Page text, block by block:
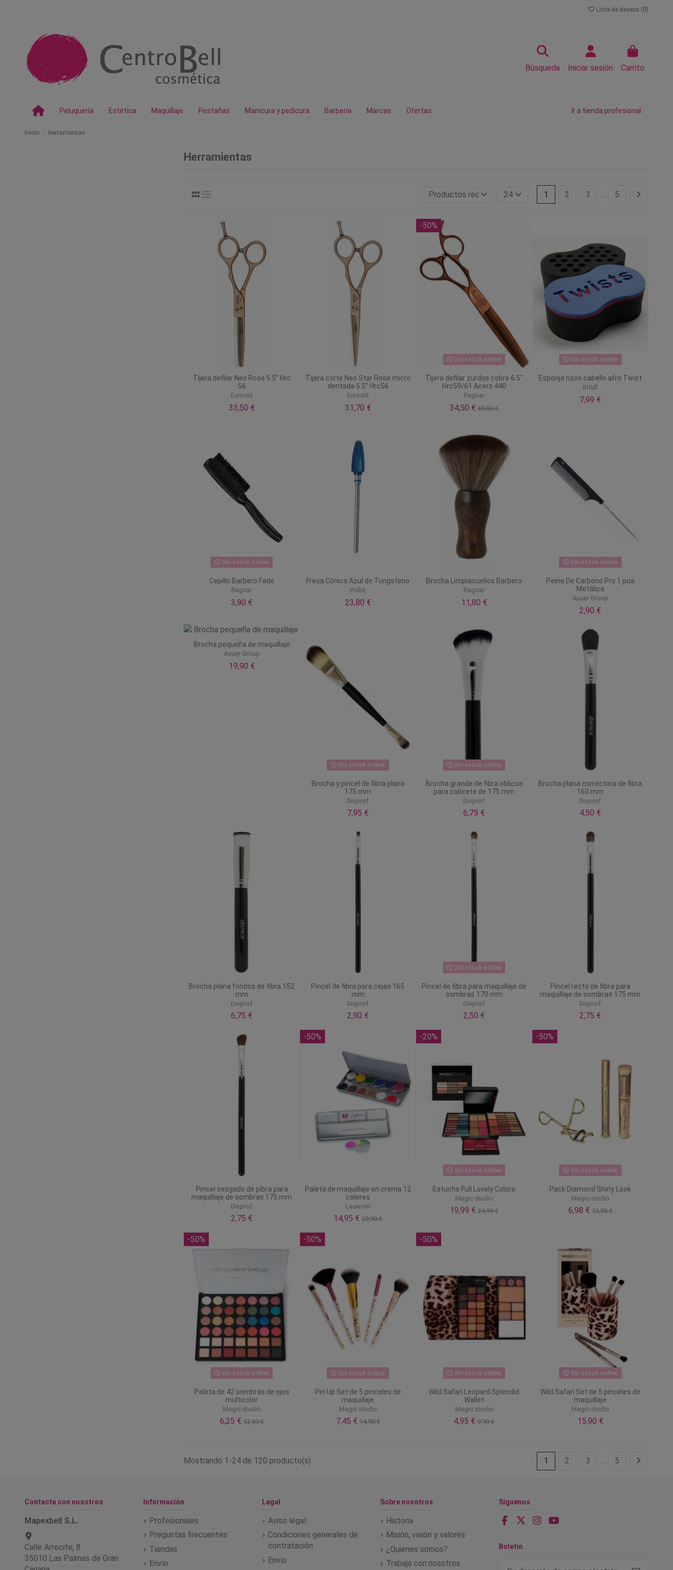
Lista de deseos (0)
Búsqueda Iniciar sesión Carrito
Peluquería Estética Maquillaje Pestañas Manicura y pedicura Barbería Marcas Ofertas Ir a tienda profesional
Inicio Herramientas
Herramientas
Productos recientemente actualizados primero
24 1 2 3 5
Tijera defilar Neo Rose 5.5'' Hrc
56
Eurostil
33,50 €
Tijera corte Neo Star Rose micro
dentada 5.5'' Hrc56
Eurostil
31,70 €
-50%
Sin stock online
Tijera defilar zurdos cobre 6.5''
Hrc59/61 Acero 440
Ragnar
34,50 €69,00 €
Sin stock online
Esponja rizos cabello afro Twist
Bifull
7,99 €
Sin stock online
Cepillo Barbero Fade
Ragnar
3,90 €
Fresa Cónica Azul de Tungsteno
Pollié
23,80 €
Brocha Limpiacuellos Barbero
Ragnar
11,80 €
Sin stock online
Peine De Carbono Pro 1 púa
Metálica
Asuer Group
2,90 €
Brocha pequeña de maquillaje
Asuer Group
19,90 €
Sin stock online
Brocha y pincel de fibra plana
175 mm
Disprof
7,95 €
Sin stock online
Brocha grande de fibra oblicua
para colorete de 175 mm
Disprof
6,75 €
Brocha plana correctora de fibra
160 mm
Disprof
4,50 €
Brocha plana fondos de fibra 152
mm
Disprof
6,75 €
Pincel de fibra para cejas 165
mm
Disprof
2,90 €
Sin stock online
Pincel de fibra para maquillaje de
sombras 170 mm
Disprof
2,50 €
Pincel recto de fibra para
maquillaje de sombras 175 mm
Disprof
2,75 €
Pincel sesgado de pibra para
maquillaje de sombras 175 mm
Disprof
2,75 €
-50%
Paleta de maquillaje en crema 12
colores
Laukrom
14,95 €29,90 €
-20%
Sin stock online
Estuche Full Lovely Colors
Magic studio
19,99 €24,99 €
-50%
Sin stock online
Pack Diamond Shiny Look
Magic studio
6,98 € 13,95 €
-50%
Sin stock online
Paleta de 42 sombras de ojos
multicolor
Magic studio
6,25 €12,50 €
-50%
Sin stock online
Pin Up Set de 5 pinceles de
maquiilaje
Magic studio
7,45 € 14,90 €
-50%
Sin stock online
Wild Safari Leopard Splendid
Wallet
Magic studio
4,95 €9,90 €
Sin stock online
Wild Safari Set de 5 pinceles de
maquillaje
Magic studio
15,90 €
Mostrando 1-24 de 120 producto(s) 1 2 3 … 5
Contacta con nosotros
Mapexbell S.L.
Calle Arrecife, 8
35010 Las Palmas de Gran
Información
Profesionales
Preguntas frecuentes
Tiendas
Envío
Legal
Aviso legal
Condiciones generales de
contratación
Envío
Sobre nosotros
Historia
Misión, visión y valores
¿Quienes somos?
Trabaja con nosotros
Síguenos
Boletín